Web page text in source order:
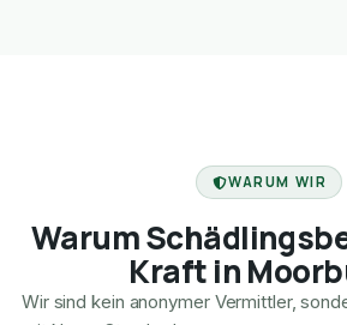
WARUM WIR
Warum
Kraft in
Wir sind kein anonymer Vermittler,